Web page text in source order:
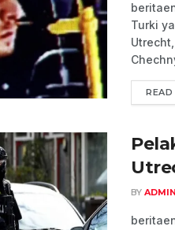
Turki
READ
BY ADMIN